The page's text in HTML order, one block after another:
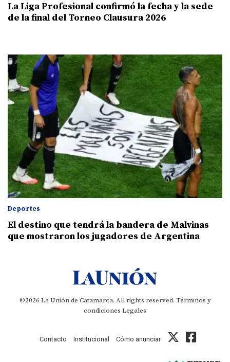
La Liga Profesional confirmó la fecha y la sede
de la final del Torneo Clausura 2026
Deportes
El destino que tendrá la bandera de Malvinas
que mostraron los jugadores de Argentina
©2026 La Unión de Catamarca. All rights reserved. Términos y
condiciones Legales
Contacto Institucional Cómo anunciar